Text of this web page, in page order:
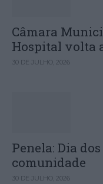
Câmara
Hospital volta
30 DE JULHO, 2026
Penela: Dia
comunidade
30 DE JULHO, 2026